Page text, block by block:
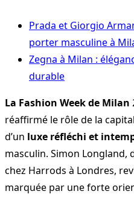
Prada et Giorgio
porter masculine à
Zegna à Milan :
durable
La Fashion Week de Milan
réaffirmé le rôle de la
d’un luxe réfléchi et
masculin. Simon Longland,
chez Harrods à Londres,
marquée par une forte